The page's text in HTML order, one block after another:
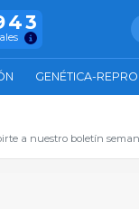
GENÉTICA-
a nuestro boletín